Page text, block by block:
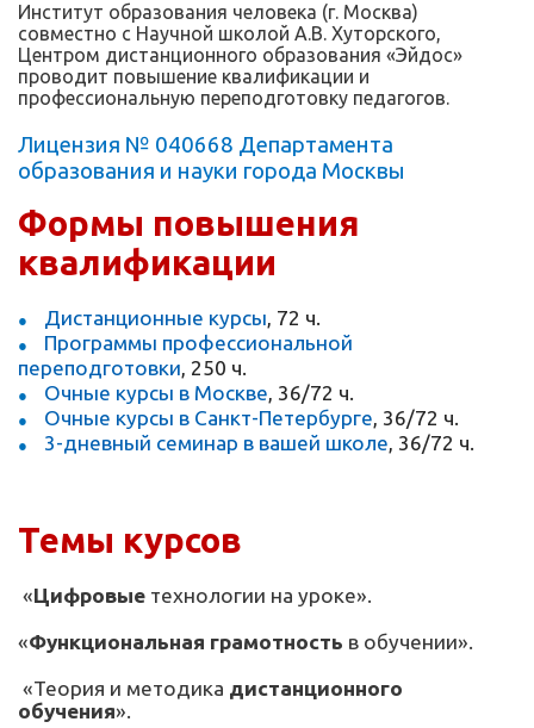
Институт образования человека (г. Москва)
совместно с Научной школой А.В. Хуторского,
Центром дистанционного образования «Эйдос»
проводит повышение квалификации и
профессиональную переподготовку педагогов.
Лицензия № 040668 Департамента
образования и науки города Москвы
Формы повышения
квалификации
Дистанционные курсы, 72 ч.
Программы профессиональной
переподготовки, 250 ч.
Очные курсы в Москве, 36/72 ч.
Очные курсы в Санкт-Петербурге, 36/72 ч.
3-дневный семинар в вашей школе, 36/72 ч.
Темы курсов
«Цифровые технологии на уроке».
«Функциональная грамотность в обучении».
«Теория и методика дистанционного
обучения».